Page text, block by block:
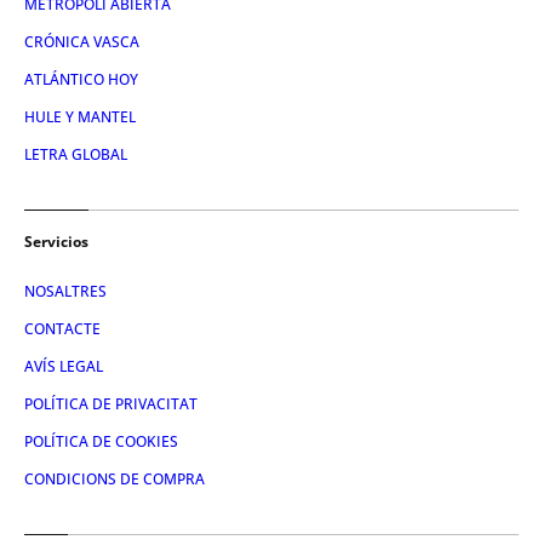
CRÓNICA VASCA
ATLÁNTICO HOY
HULE Y MANTEL
LETRA GLOBAL
Servicios
NOSALTRES
CONTACTE
AVÍS LEGAL
POLÍTICA DE PRIVACITAT
POLÍTICA DE COOKIES
CONDICIONS DE COMPRA